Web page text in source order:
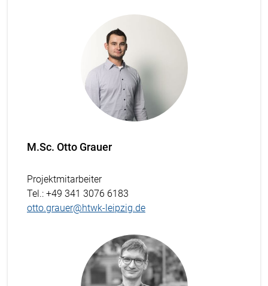
M.Sc. Otto Grauer
Projektmitarbeiter
Tel.: +49 341 3076 6183
otto.grauer@htwk-leipzig.de